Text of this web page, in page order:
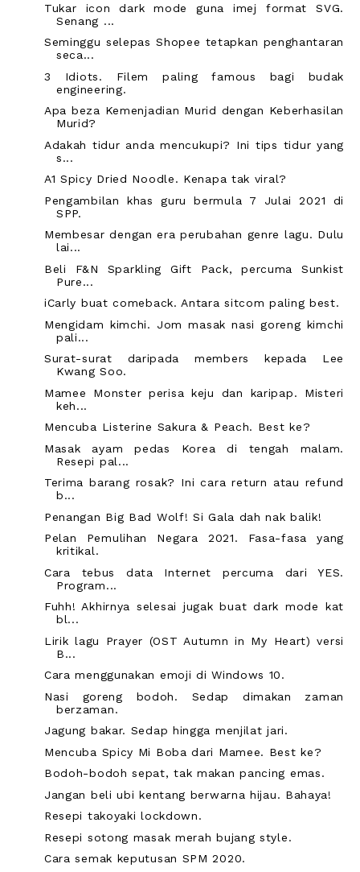
Tukar icon dark mode guna imej format SVG.
Senang ...
Seminggu selepas Shopee tetapkan penghantaran
seca...
3 Idiots. Filem paling famous bagi budak
engineering.
Apa beza Kemenjadian Murid dengan Keberhasilan
Murid?
Adakah tidur anda mencukupi? Ini tips tidur yang
s...
A1 Spicy Dried Noodle. Kenapa tak viral?
Pengambilan khas guru bermula 7 Julai 2021 di
SPP.
Membesar dengan era perubahan genre lagu. Dulu
lai...
Beli F&N Sparkling Gift Pack, percuma Sunkist
Pure...
iCarly buat comeback. Antara sitcom paling best.
Mengidam kimchi. Jom masak nasi goreng kimchi
pali...
Surat-surat daripada members kepada Lee
Kwang Soo.
Mamee Monster perisa keju dan karipap. Misteri
keh...
Mencuba Listerine Sakura & Peach. Best ke?
Masak ayam pedas Korea di tengah malam.
Resepi pal...
Terima barang rosak? Ini cara return atau refund
b...
Penangan Big Bad Wolf! Si Gala dah nak balik!
Pelan Pemulihan Negara 2021. Fasa-fasa yang
kritikal.
Cara tebus data Internet percuma dari YES.
Program...
Fuhh! Akhirnya selesai jugak buat dark mode kat
bl...
Lirik lagu Prayer (OST Autumn in My Heart) versi
B...
Cara menggunakan emoji di Windows 10.
Nasi goreng bodoh. Sedap dimakan zaman
berzaman.
Jagung bakar. Sedap hingga menjilat jari.
Mencuba Spicy Mi Boba dari Mamee. Best ke?
Bodoh-bodoh sepat, tak makan pancing emas.
Jangan beli ubi kentang berwarna hijau. Bahaya!
Resepi takoyaki lockdown.
Resepi sotong masak merah bujang style.
Cara semak keputusan SPM 2020.